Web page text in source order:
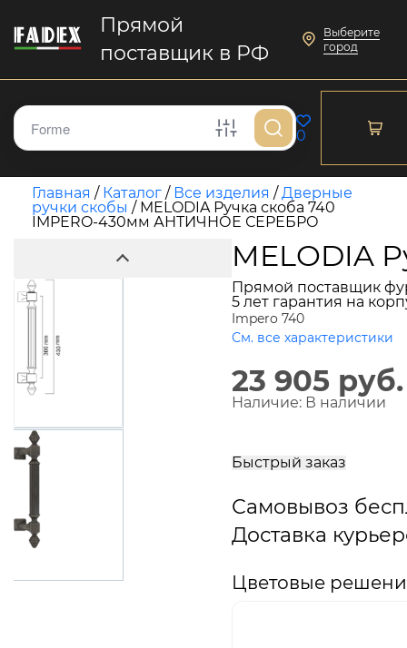
Прямой
поставщик в РФ
Выберите
город
0
Главная / Каталог / Все изделия /Дверные
ручки скобы / MELODIA Ручка скоба 740
IMPERO-430мм АНТИЧНОЕ СЕРЕБРО
MELODIA
Прямой поставщик
5 лет гарантия на
Impero 740
См. все характеристики
23 905 руб.
Наличие: В наличии
Быстрый заказ
Самовывоз
Доставка
Цветовые